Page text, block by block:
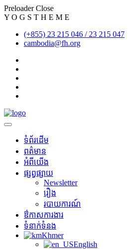
Preloader Close
Y O G S T H E M E
(+855) 23 215 046 / 23 215 047
cambodia@fh.org
ទំព័រដើម
ពត៌មាន
អំពីយើង
ផ្សព្វផ្សាយ
Newsletter
រឿង
របាយការណ៍
​ឳកាសការងារ
ទំនាក់ទំនង
Khmer
English